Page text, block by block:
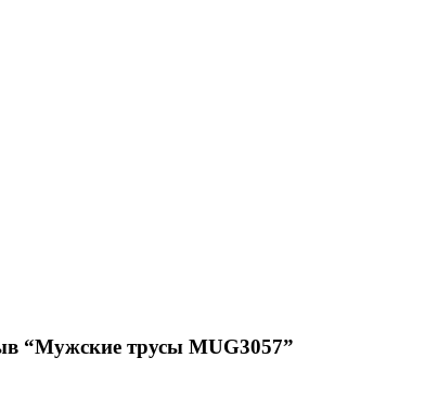
“Мужские трусы MUG3057”